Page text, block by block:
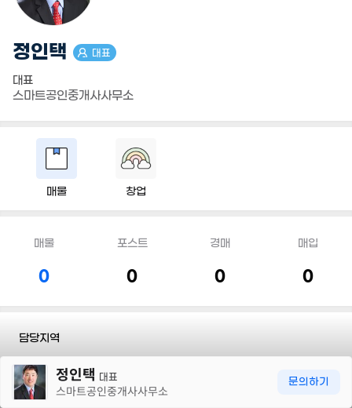
정인택 대표
대표
스마트공인중개사사무소
매물 창업
매물
0
포스트
0
경매
0
매입
0
담당지역
전화 정인택 대표
스마트공인중개사사무소
문의하기